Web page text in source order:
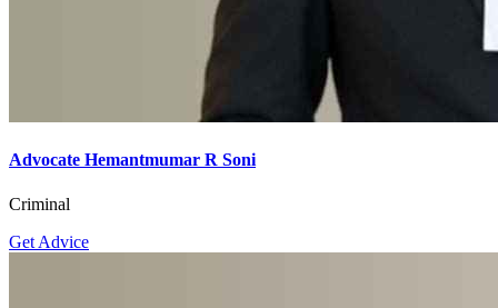
Advocate Hemantmumar R Soni
Criminal
Get Advice